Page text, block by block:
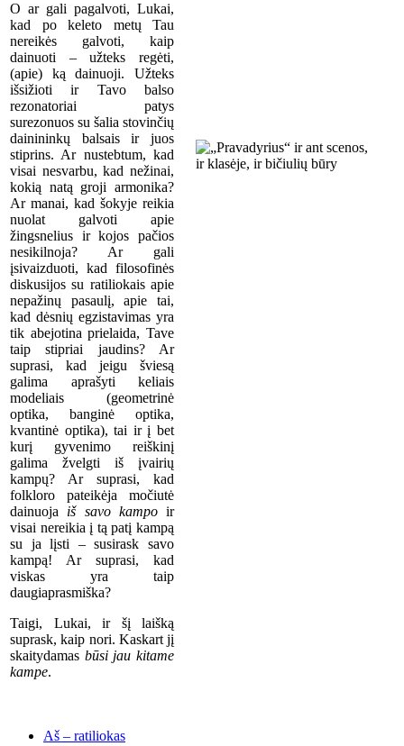
O ar gali pagalvoti, Lukai,
kad po keleto metų Tau
nereikės galvoti, kaip
dainuoti – užteks regėti,
(apie) ką dainuoji. Užteks
išsižioti ir Tavo balso
rezonatoriai patys
surezonuos su šalia stovinčių
dainininkų balsais ir juos
stiprins. Ar nustebtum, kad
visai nesvarbu, kad nežinai,
kokią natą groji armonika?
Ar manai, kad šokyje reikia
nuolat galvoti apie
žingsnelius ir kojos pačios
nesikilnoja? Ar gali
įsivaizduoti, kad filosofinės
diskusijos su ratiliokais apie
nepažinų pasaulį, apie tai,
kad dėsnių egzistavimas yra
tik abejotina prielaida, Tave
taip stipriai jaudins? Ar
suprasi, kad jeigu šviesą
galima aprašyti keliais
modeliais (geometrinė
optika, banginė optika,
kvantinė optika), tai ir į bet
kurį gyvenimo reiškinį
galima žvelgti iš įvairių
kampų? Ar suprasi, kad
folkloro pateikėja močiutė
dainuoja iš savo kampoir
visai nereikia į tą patį kampą
su ja lįsti – susirask savo
kampą! Ar suprasi, kad
viskas yra taip
daugiaprasmiška?
Taigi, Lukai, ir šį laišką
suprask, kaip nori. Kaskart jį
skaitydamas būsi jau kitame
kampe.
Aš – ratiliokas